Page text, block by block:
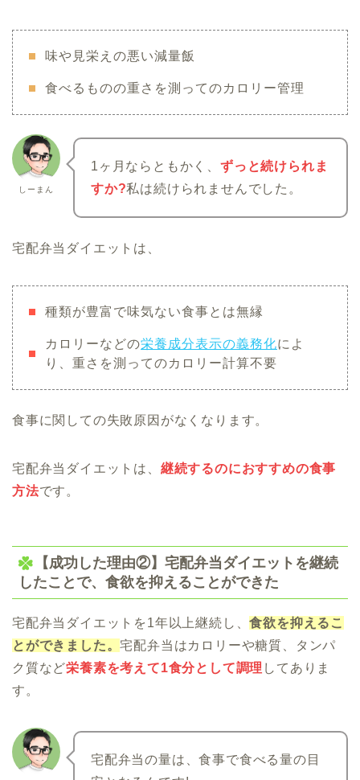
味や見栄えの悪い減量飯
食べるものの重さを測ってのカロリー管理
しーまん
1ヶ月ならともかく、 ずっと続けられま
すか?私は続けられませんでした。
宅配弁当ダイエットは、
種類が豊富で味気ない食事とは無縁
カロリーなどの栄養成分表示の義務化によ
り、重さを測ってのカロリー計算不要
食事に関しての失敗原因がなくなります。
宅配弁当ダイエットは、 継続するのにおすすめの食事
方法です。
【成功した理由②】宅配弁当ダイエットを継続
したことで、食欲を抑えることができた
宅配弁当ダイエットを1年以上継続し、食欲を抑えるこ
とができました。宅配弁当はカロリーや糖質、タンパ
ク質など栄養素を考えて1食分として調理 してありま
す。
宅配弁当の量は、食事で食べる量の目